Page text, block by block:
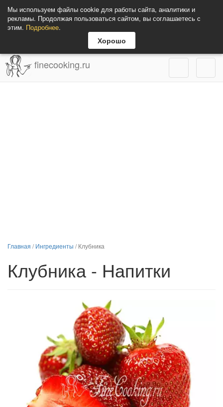
Мы используем файлы cookie для работы сайта, аналитики и
рекламы. Продолжая пользоваться сайтом, вы соглашаетесь с
этим. Подробнее.
Хорошо
finecooking.ru
Главная /Ингредиенты /Клубника
Клубника - Напитки